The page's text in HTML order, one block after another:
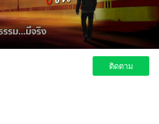
ติดตาม